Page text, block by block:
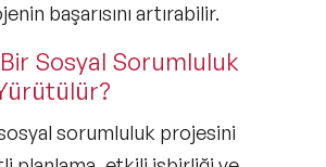
başarısını artırabilir.
Sosyal Sorumluluk
sorumluluk projesini